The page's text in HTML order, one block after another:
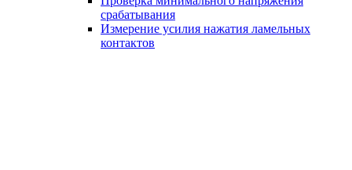
срабатывания
Измерение усилия нажатия ламельных
контактов